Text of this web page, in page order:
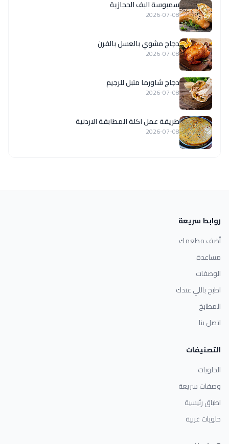
سمبوسة البف الحجازية
2026-07-08
دجاج مشوي بالعسل بالفرن
2026-07-08
دجاج شاورما متبل للرجيم
2026-07-08
طريقة عمل اكلة المطابقة الاردنية
2026-07-08
روابط سريعة
أضف مطعمك
مساعدة
الوصفات
اطبخ باللي عندك
المطابخ
اتصل بنا
التصنيفات
الحلويات
وصفات سريعة
اطباق رئيسية
حلويات غربية